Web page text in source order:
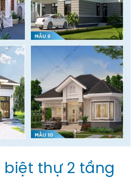
biệt thự 2 tầng